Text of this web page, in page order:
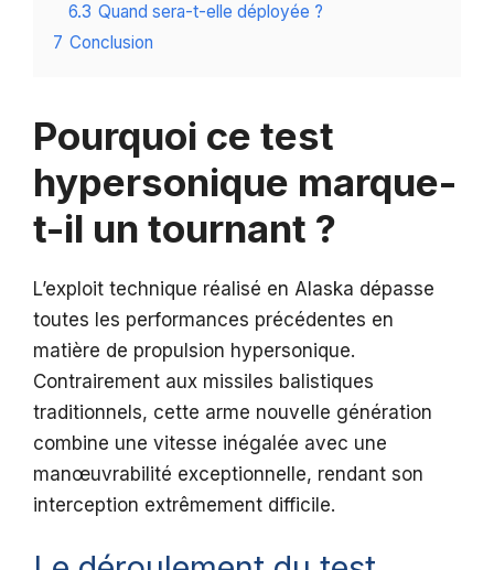
6.3 Quand sera-t-elle déployée ?
7 Conclusion
Pourquoi ce test
hypersonique marque-
t-il un tournant ?
L’exploit technique réalisé en Alaska dépasse
toutes les performances précédentes en
matière de propulsion hypersonique.
Contrairement aux missiles balistiques
traditionnels, cette arme nouvelle génération
combine une vitesse inégalée avec une
manœuvrabilité exceptionnelle, rendant son
interception extrêmement difficile.